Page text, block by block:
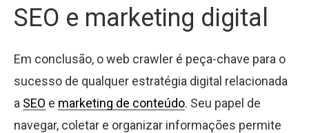
SEO e marketing digital
Em conclusão, o web crawler é peça-chave para o
sucesso de qualquer estratégia digital relacionada
a SEO e marketing de conteúdo. Seu papel de
navegar, coletar e organizar informações permite